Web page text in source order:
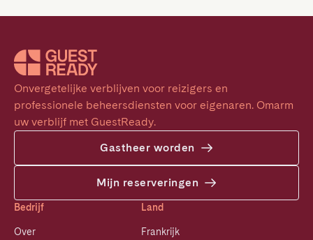
Onvergetelijke verblijven voor reizigers en
professionele beheersdiensten voor eigenaren. Omarm
uw verblijf met GuestReady.
Gastheer worden
Mijn reserveringen
Bedrijf
Over
Land
Frankrijk